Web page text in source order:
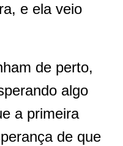
e ela veio
de perto,
algo
a primeira
de que